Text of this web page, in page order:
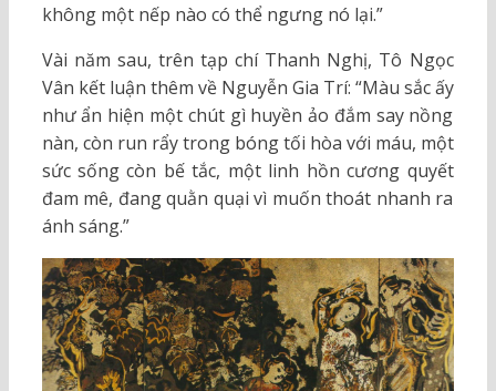
không một nếp nào có thể ngưng nó lại.”
Vài năm sau, trên tạp chí Thanh Nghị, Tô Ngọc
Vân kết luận thêm về Nguyễn Gia Trí: “Màu sắc ấy
như ẩn hiện một chút gì huyền ảo đắm say nồng
nàn, còn run rẩy trong bóng tối hòa với máu, một
sức sống còn bế tắc, một linh hồn cương quyết
đam mê, đang quằn quại vì muốn thoát nhanh ra
ánh sáng.”